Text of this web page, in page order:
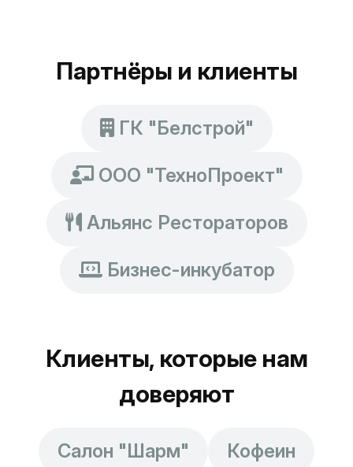
Партнёры и клиенты
ГК "Белстрой"
ООО "ТехноПроект"
Альянс Рестораторов
Бизнес-инкубатор
Клиенты, которые нам
доверяют
Салон "Шарм" Кофеин